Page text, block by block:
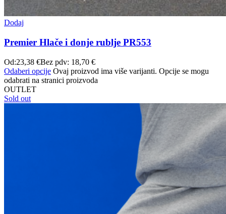
Dodaj
Premier Hlače i donje rublje PR553
Od:23,38 €Bez pdv: 18,70 €
Odaberi opcije Ovaj proizvod ima više varijanti. Opcije se mogu
odabrati na stranici proizvoda
OUTLET
Sold out